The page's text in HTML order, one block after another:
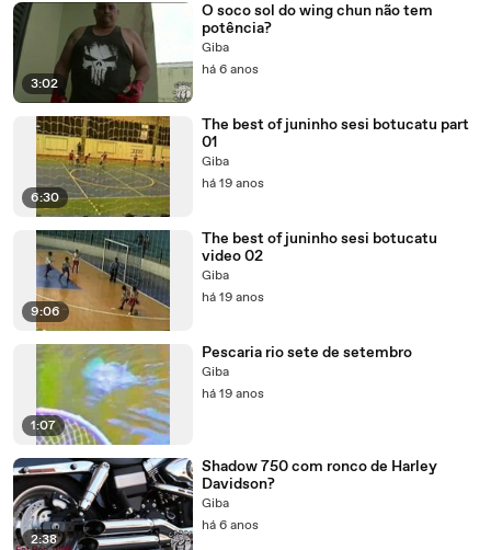
3:02
O soco sol do wing chun não tem
potência?
Giba
há 6 anos
6:30
The best of juninho sesi botucatu part
01
Giba
há 19 anos
9:06
The best of juninho sesi botucatu
video 02
Giba
há 19 anos
1:07
Pescaria rio sete de setembro
Giba
há 19 anos
2:38
Shadow 750 com ronco de Harley
Davidson?
Giba
há 6 anos